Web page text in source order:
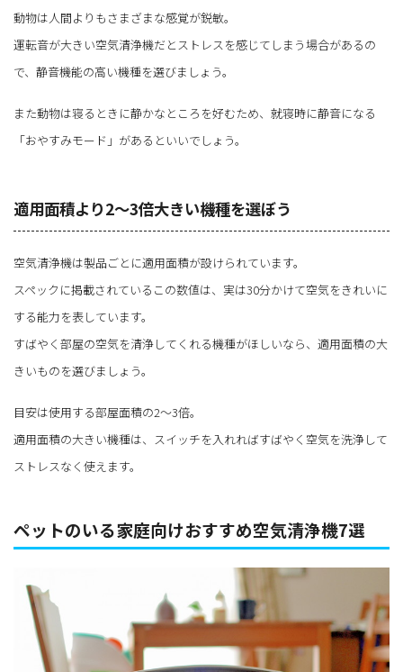
動物は人間よりもさまざまな感覚が鋭敏。
運転音が大きい空気清浄機だとストレスを感じてしまう場合があるの
で、静音機能の高い機種を選びましょう。
また動物は寝るときに静かなところを好むため、就寝時に静音になる
「おやすみモード」があるといいでしょう。
適用面積より2～3倍大きい機種を選ぼう
空気清浄機は製品ごとに適用面積が設けられています。
スペックに掲載されているこの数値は、実は30分かけて空気をきれいに
する能力を表しています。
すばやく部屋の空気を清浄してくれる機種がほしいなら、適用面積の大
きいものを選びましょう。
目安は使用する部屋面積の2～3倍。
適用面積の大きい機種は、スイッチを入れればすばやく空気を洗浄して
ストレスなく使えます。
ペットのいる家庭向けおすすめ空気清浄機7選